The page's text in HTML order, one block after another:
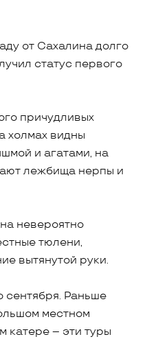
от Сахалина долго
статус первого
причудливых
холмах видны
и агатами, на
лежбища нерпы и
невероятно
тюлени,
вытянутой руки.
сентября. Раньше
местном
катере – эти туры